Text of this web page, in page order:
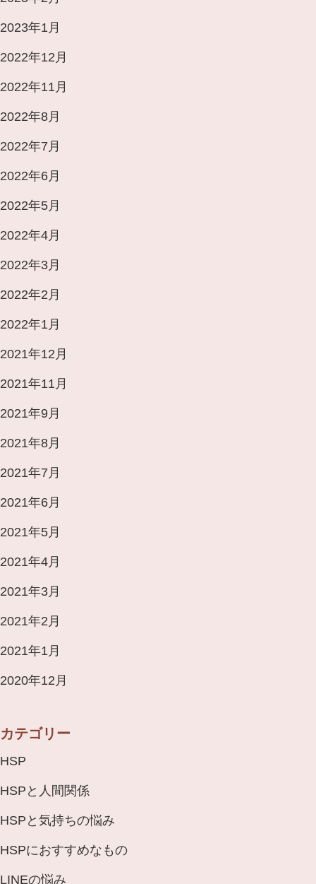
2023年1月
2022年12月
2022年11月
2022年8月
2022年7月
2022年6月
2022年5月
2022年4月
2022年3月
2022年2月
2022年1月
2021年12月
2021年11月
2021年9月
2021年8月
2021年7月
2021年6月
2021年5月
2021年4月
2021年3月
2021年2月
2021年1月
2020年12月
カテゴリー
HSP
HSPと人間関係
HSPと気持ちの悩み
HSPにおすすめなもの
LINEの悩み